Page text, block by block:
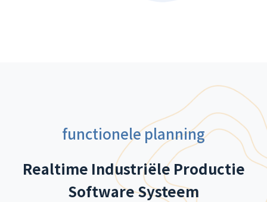
functionele planning
Realtime Industriële Productie
Software Systeem